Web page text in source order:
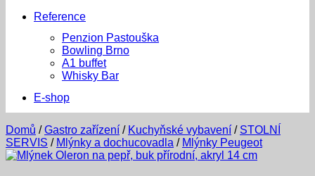
Reference
Penzion Pastouška
Bowling Brno
A1 buffet
Whisky Bar
E-shop
Domů / Gastro zařízení / Kuchyňské vybavení / STOLNÍ
SERVIS / Mlýnky a dochucovadla / Mlýnky Peugeot